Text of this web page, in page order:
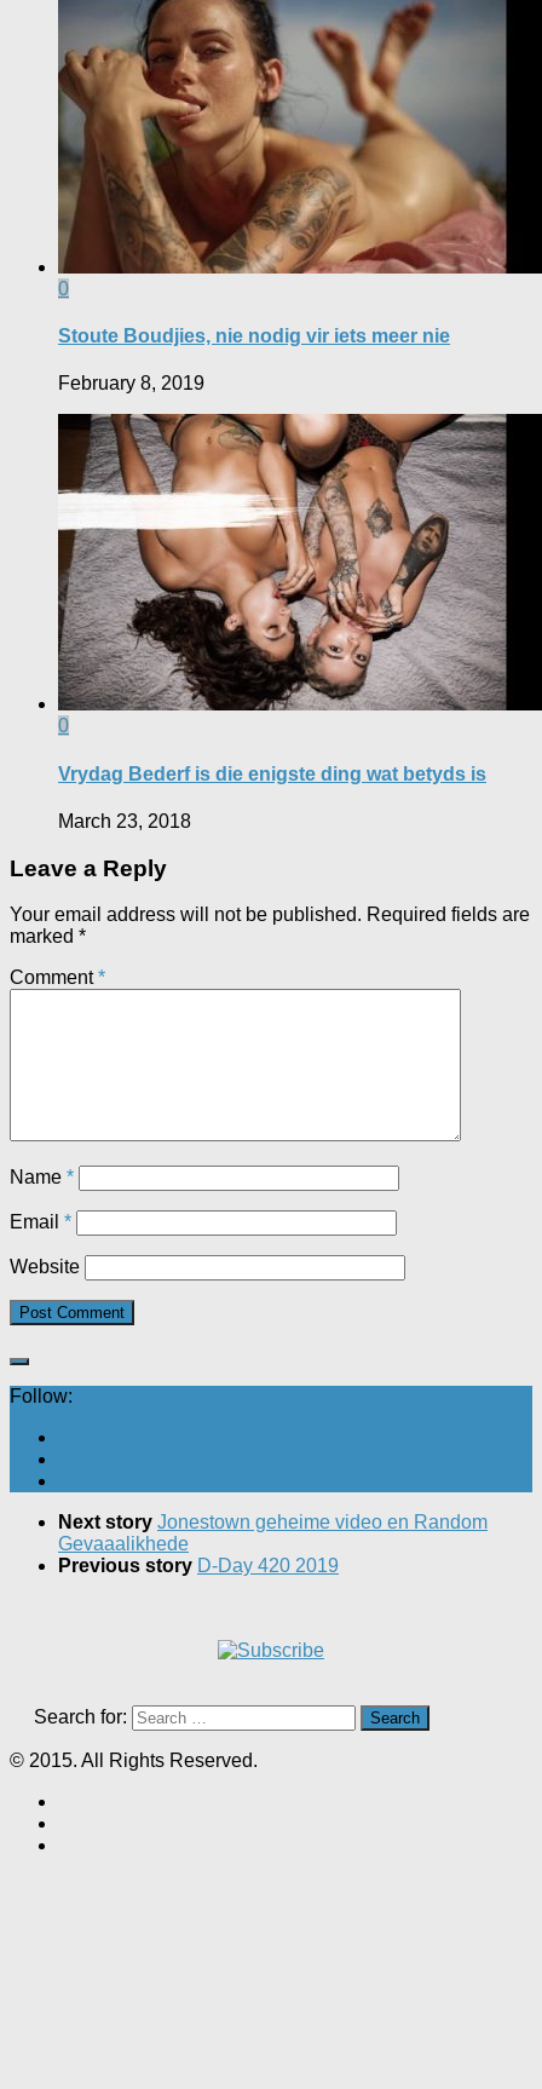
0
Stoute Boudjies, nie nodig vir iets meer nie
February 8, 2019
0
Vrydag Bederf is die enigste ding wat betyds is
March 23, 2018
Leave a Reply
Your email address will not be published. Required fields are
marked *
Comment*
Name *
Email *
Website
Follow:
Next story Jonestown geheime video en Random
Gevaaalikhede
Previous story D-Day 420 2019
Search for:
© 2015. All Rights Reserved.